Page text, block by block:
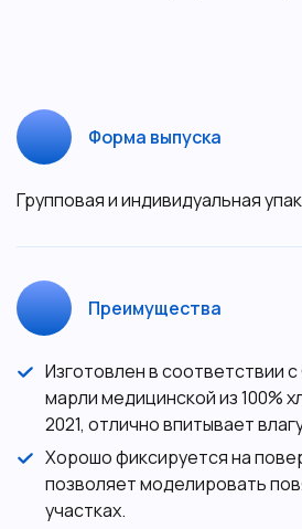
Форма выпуска
Групповая и индивидуальная
Преимущества
Изготовлен в соответствии
марли медицинской из 100%
2021, отлично впитывает
Хорошо фиксируется на
позволяет моделировать
участках.